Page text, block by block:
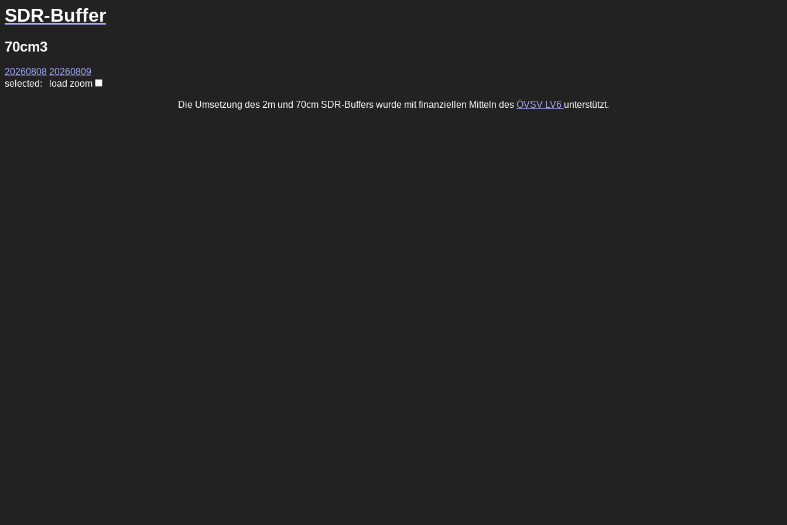
SDR-Buffer
70cm3
20260808 20260809
selected: load zoom
Die Umsetzung des 2m und 70cm SDR-Buffers wurde mit finanziellen Mitteln des ÖVSV LV6 unterstützt.